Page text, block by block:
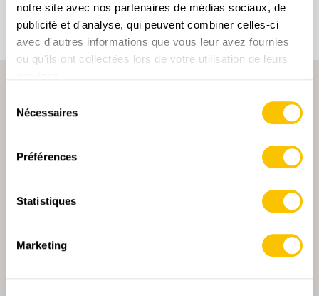
notre site avec nos partenaires de médias sociaux, de
publicité et d'analyse, qui peuvent combiner celles-ci
avec d'autres informations que vous leur avez fournies
ou qu'ils ont collectées lors de votre utilisation de leurs
Nécessaires
Préférences
Statistiques
Marketing
PARTENAIRE PRINCIPALE ET PARTENAIRE DE TRANSPORT